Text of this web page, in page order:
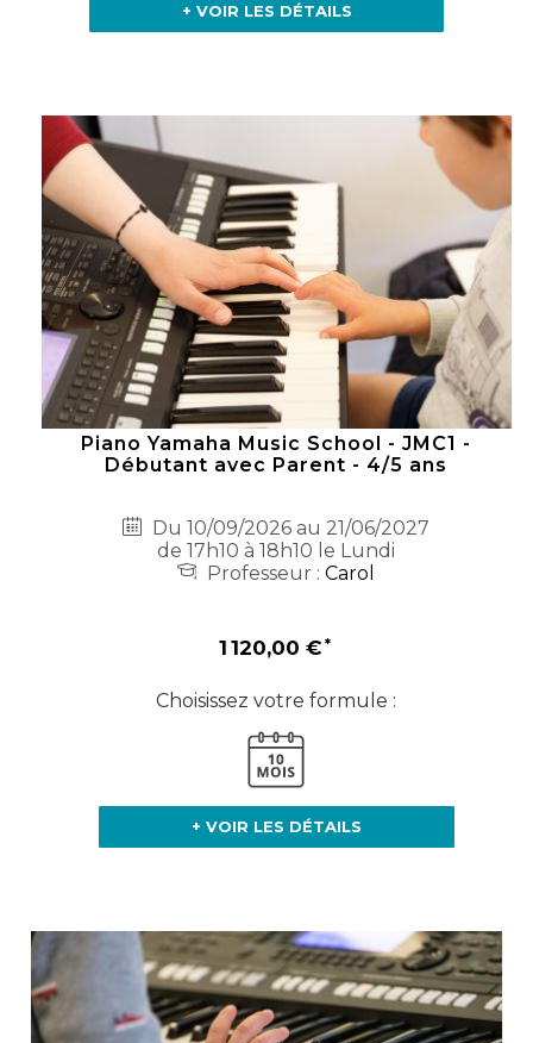
+ VOIR LES DÉTAILS
Piano Yamaha Music School - JMC1 -
Débutant avec Parent - 4/5 ans
Du 10/09/2026 au 21/06/2027
de 17h10 à 18h10 le Lundi
Professeur :Carol
1 120,00 €
Choisissez votre formule :
+ VOIR LES DÉTAILS